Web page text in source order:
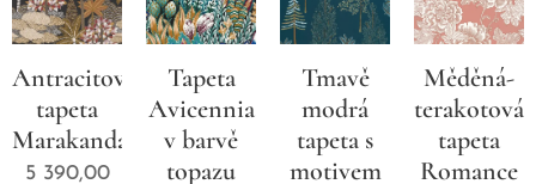
Antracitová
tapeta
Marakanda
5 390,00
Tapeta
Avicennia
v barvě
topazu
Tmavě
modrá
tapeta s
motivem
Měděná-
terakotová
tapeta
Romance